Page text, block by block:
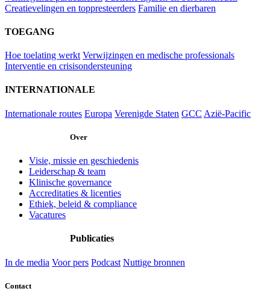
Creatievelingen en toppresteerders Familie en dierbaren
TOEGANG
Hoe toelating werkt Verwijzingen en medische professionals
Interventie en crisisondersteuning
INTERNATIONALE
Internationale routes Europa Verenigde Staten GCC Azië-Pacific
Over
Visie, missie en geschiedenis
Leiderschap & team
Klinische governance
Accreditaties & licenties
Ethiek, beleid & compliance
Vacatures
Publicaties
In de media Voor pers Podcast Nuttige bronnen
Contact